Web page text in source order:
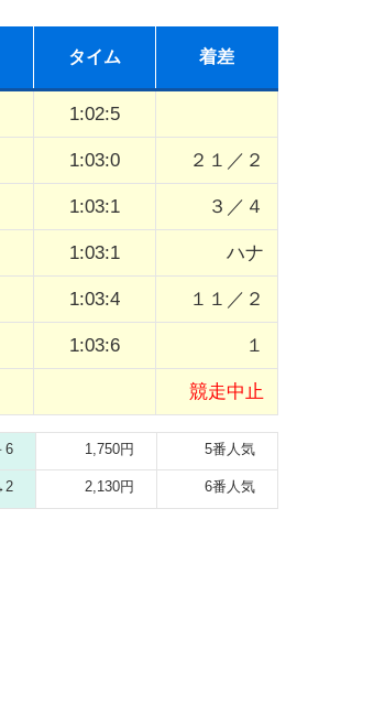
タイム 着差
1:02:5
1:03:0 ２１／２
1:03:1 ３／４
1:03:1 ハナ
1:03:4 １１／２
1:03:6 １
競走中止
6 1,750円 5番人気
2,130円 6番人気